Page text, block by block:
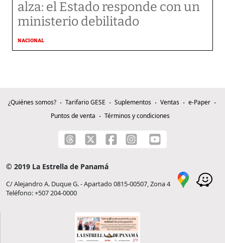
alza: el Estado responde con un
ministerio debilitado
NACIONAL
¿Quiénes somos? Tarifario GESE Suplementos Ventas
e-Paper
Puntos de venta
Términos y condiciones
© 2019 La Estrella de Panamá
C/ Alejandro A. Duque G. - Apartado 0815-00507, Zona 4
Teléfono: +507 204-0000